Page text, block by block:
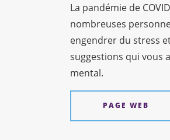
La pandémie de
nombreuses
engendrer du stress
suggestions qui vous
mental.
PAGE WEB